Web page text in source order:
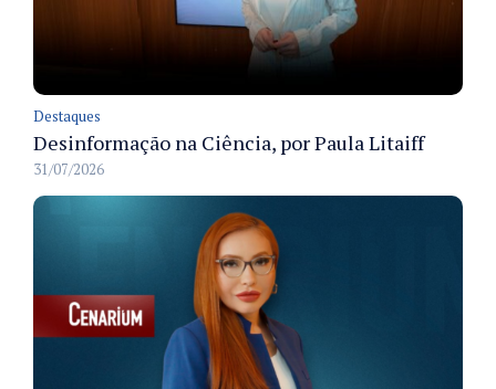
Destaques
Desinformação na Ciência, por Paula Litaiff
31/07/2026